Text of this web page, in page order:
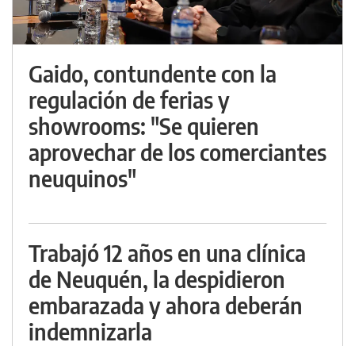
Gaido, contundente con la
regulación de ferias y
showrooms: "Se quieren
aprovechar de los comerciantes
neuquinos"
Trabajó 12 años en una clínica
de Neuquén, la despidieron
embarazada y ahora deberán
indemnizarla